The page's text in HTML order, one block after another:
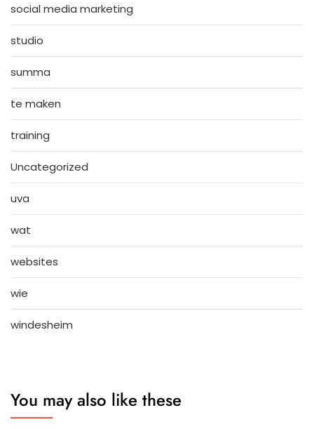
social media marketing
studio
summa
te maken
training
Uncategorized
uva
wat
websites
wie
windesheim
You may also like these